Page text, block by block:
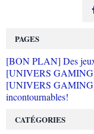
PAGES
[BON PLAN] Des
[UNIVERS
[UNIVERS
incontournables!
CATÉGORIES